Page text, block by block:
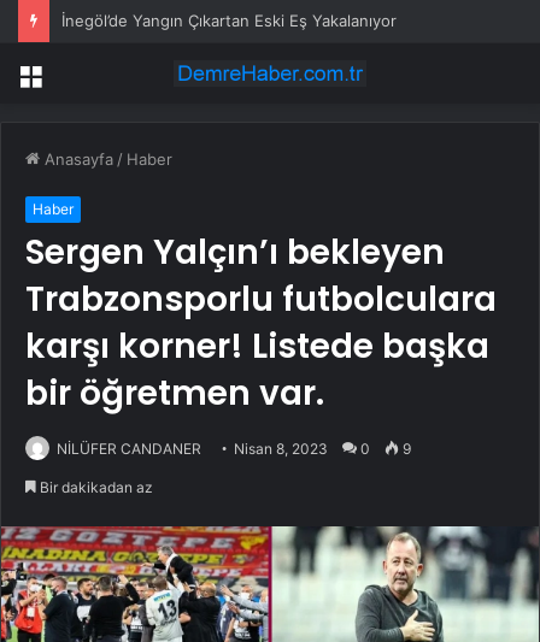
İnegöl’de Yangın Çıkartan Eski Eş Yakalanıyor
Menü
Anasayfa / Haber
Haber
Sergen Yalçın’ı bekleyen
Trabzonsporlu futbolculara
karşı korner! Listede başka
bir öğretmen var.
NİLÜFER CANDANER Nisan 8, 2023 0 9
Bir dakikadan az